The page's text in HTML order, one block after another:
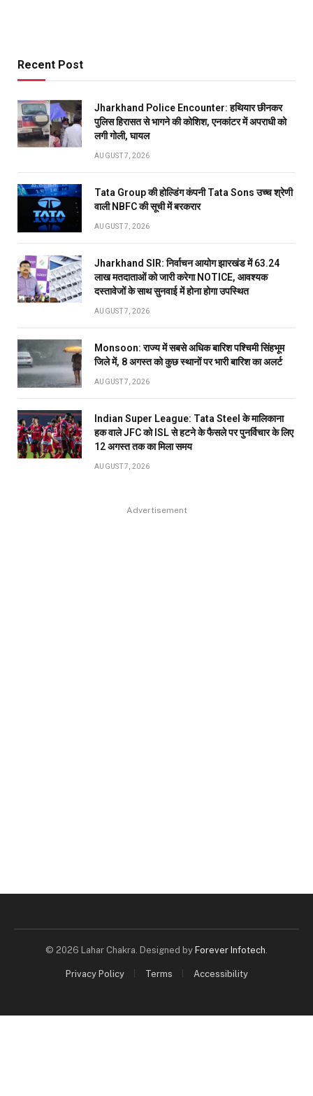
Recent Post
Jharkhand Police Encounter: हथियार छीनकर
पुलिस हिरासत से भागने की कोशिश, एनकांटर में अपराधी को
लगी गोली, घायल
AUGUST 7, 2026
Tata Group की होल्डिंग कंपनी Tata Sons उच्च श्रेणी
वाली NBFC की सूची में बरकरार
AUGUST 7, 2026
Jharkhand SIR: निर्वाचन आयोग झारखंड में 63.24
लाख मतदाताओं को जारी करेगा NOTICE, आवश्यक
दस्तावेजों के साथ सुनवाई में होना होगा उपस्थित
AUGUST 7, 2026
Monsoon: राज्य में सबसे अधिक बारिश पश्चिमी सिंहभूम
जिले में, 8 अगस्त को कुछ स्थानों पर भारी बारिश का अलर्ट
AUGUST 7, 2026
Indian Super League: Tata Steel के मालिकाना
हक वाले JFC को ISL से हटने के फैसले पर पुनर्विचार के लिए
12 अगस्त तक का मिला समय
AUGUST 7, 2026
Advertisement
© 2026 Lahar Chakra. Designed by Forever Infotech
Privacy Policy Terms Accessibility